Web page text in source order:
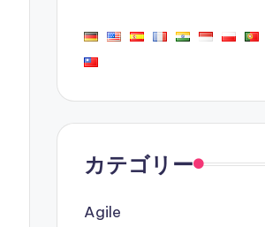
カテゴリー
Agile